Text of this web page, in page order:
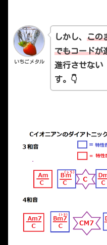
いちごメタル
しかし、この
でもコードが
進行させない
す。👇